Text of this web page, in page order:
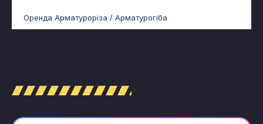
Оренда Арматуроріза / Арматурогіба